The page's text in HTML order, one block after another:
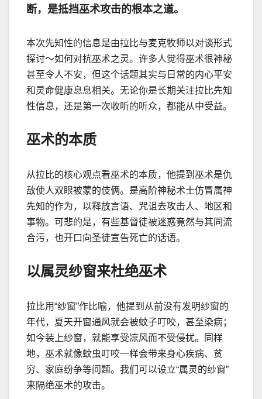
断，是抵挡巫术攻击的根本之道。
本次先知性的信息是由拉比与麦克牧师以对谈形式
探讨～如何对抗巫术之灵。许多人觉得巫术很神秘
甚至令人不安，但这个话题其实与日常的内心平安
和灵命健康息息相关。无论你是长期关注拉比先知
性信息，还是第一次收听的听众，都能从中受益。
巫术的本质
从拉比的核心观点看巫术的本质，他提到巫术是仇
敌使人双眼被蒙的伎俩。是高阶神秘术士仿冒属神
先知的作为，以释放言语、咒诅去攻击人、地区和
事物。可悲的是，有些基督徒被迷惑竟然与其同流
合污，也开口向圣徒宣告死亡的话语。
以属灵纱窗来杜绝巫术
拉比用“纱窗”作比喻，他提到从前没有发明纱窗的
年代，夏天开窗通风就会被蚊子叮咬，甚至染病；
如今装上纱窗，就能享受凉风而不受侵扰。同样
地，巫术就像蚊虫叮咬一样会带来身心疾病、贫
穷、家庭纷争等问题。我们可以设立“属灵的纱窗”
来隔绝巫术的攻击。